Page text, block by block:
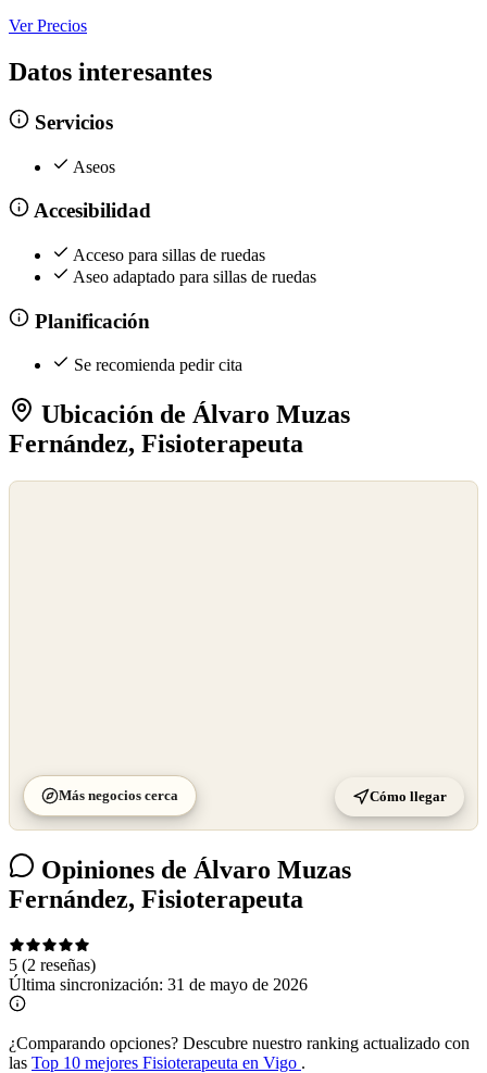
Ver Precios
Datos interesantes
Servicios
Aseos
Accesibilidad
Acceso para sillas de ruedas
Aseo adaptado para sillas de ruedas
Planificación
Se recomienda pedir cita
Ubicación de Álvaro Muzas
Fernández, Fisioterapeuta
Más negocios cerca Cómo llegar
Opiniones de Álvaro Muzas
Fernández, Fisioterapeuta
5 (2 reseñas)
Última sincronización: 31 de mayo de 2026
¿Comparando opciones? Descubre nuestro ranking actualizado con
las Top 10 mejores Fisioterapeuta en Vigo .